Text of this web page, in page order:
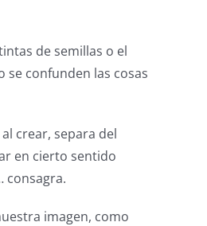
de semillas o el
confunden las cosas
crear, separa del
en cierto sentido
consagra.
imagen, como